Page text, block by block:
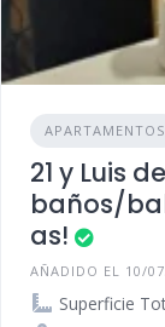
APARTAMENTOS
21 y Luis
baños/
as!
AÑADIDO EL 10/
Superficie